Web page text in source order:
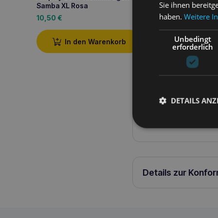
Samba XL Rosa
10,50 €
In den Warenkorb
Schwarz
11,30€
In den
Details zur
Sie ihnen
haben. Weitere
Unbedingt
erforderlich
DETAILS